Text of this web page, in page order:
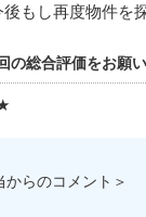
もし再度物件を
の総合評価をお願
からのコメント＞